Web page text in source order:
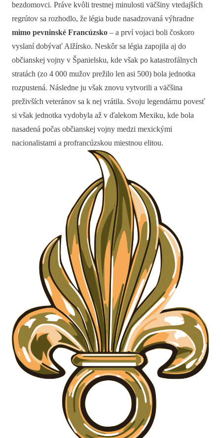
bezdomovci. Práve kvôli trestnej minulosti väčšiny vtedajších
regrútov sa rozhodlo, že légia bude nasadzovaná výhradne
mimo pevninské Francúzsko – a prví vojaci boli čoskoro
vyslaní dobývať Alžírsko. Neskôr sa légia zapojila aj do
občianskej vojny v Španielsku, kde však po katastrofálnych
stratách (zo 4 000 mužov prežilo len asi 500) bola jednotka
rozpustená. Následne ju však znovu vytvorili a väčšina
preživších veteránov sa k nej vrátila. Svoju legendárnu povesť
si však jednotka vydobyla až v ďalekom Mexiku, kde bola
nasadená počas občianskej vojny medzi mexickými
nacionalistami a profrancúzskou miestnou elitou.